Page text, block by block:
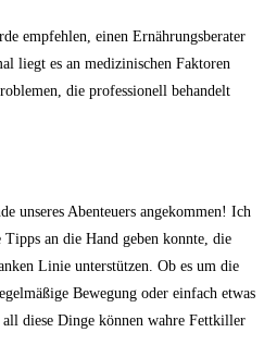
empfehlen, einen Ernährungsberater
liegt es an⁤ medizinischen Faktoren
‌die professionell behandelt
unseres Abenteuers angekommen! Ich
an die Hand geben konnte, die
Linie unterstützen. Ob es um die
Bewegung oder einfach etwas
diese Dinge können wahre Fettkiller